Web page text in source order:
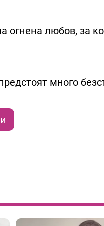
огнена любов, за
много